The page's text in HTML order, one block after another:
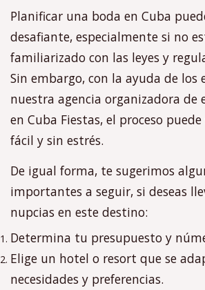
Planificar una boda en Cuba
desafiante, especialmente si no
familiarizado con las leyes y
Sin embargo, con la ayuda de los
nuestra agencia organizadora de
en Cuba Fiestas, el proceso
fácil y sin estrés.
De igual forma, te sugerimos
importantes a seguir, si deseas
nupcias en este destino:
Determina tu presupuesto y
Elige un hotel o resort que se
necesidades y preferencias.